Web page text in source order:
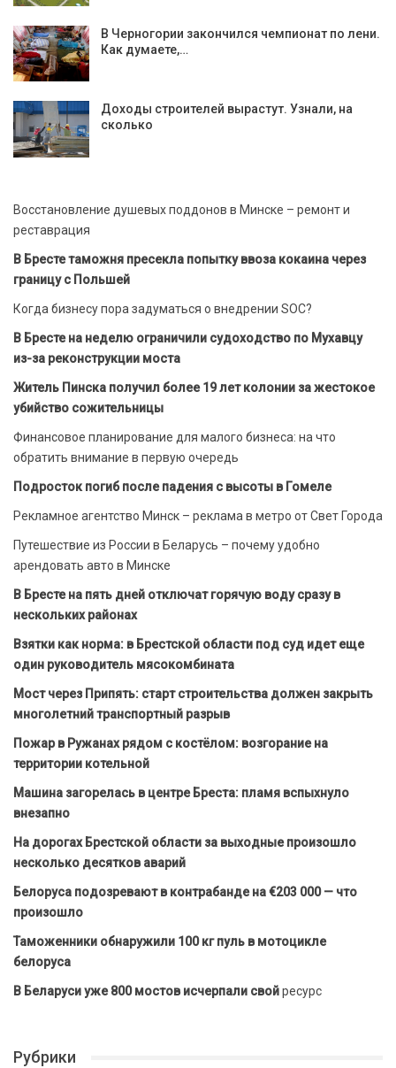
В Черногории закончился чемпионат по лени.
Как думаете,…
Доходы строителей вырастут. Узнали, на
сколько
Восстановление душевых поддонов в Минске – ремонт и
реставрация
В Бресте таможня пресекла попытку ввоза кокаина через
границу с Польшей
Когда бизнесу пора задуматься о внедрении SOC?
В Бресте на неделю ограничили судоходство по Мухавцу
из-за реконструкции моста
Житель Пинска получил более 19 лет колонии за жестокое
убийство сожительницы
Финансовое планирование для малого бизнеса: на что
обратить внимание в первую очередь
Подросток погиб после падения с высоты в Гомеле
Рекламное агентство Минск – реклама в метро от Свет Города
Путешествие из России в Беларусь – почему удобно
арендовать авто в Минске
В Бресте на пять дней отключат горячую воду сразу в
нескольких районах
Взятки как норма: в Брестской области под суд идет еще
один руководитель мясокомбината
Мост через Припять: старт строительства должен закрыть
многолетний транспортный разрыв
Пожар в Ружанах рядом с костёлом: возгорание на
территории котельной
Машина загорелась в центре Бреста: пламя вспыхнуло
внезапно
На дорогах Брестской области за выходные произошло
несколько десятков аварий
Белоруса подозревают в контрабанде на €203 000 — что
произошло
Таможенники обнаружили 100 кг пуль в мотоцикле
белоруса
В Беларуси уже 800 мостов исчерпали свойресурс
Рубрики